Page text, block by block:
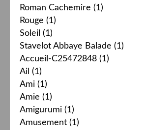
Roman Cachemire (1)
Rouge (1)
Soleil (1)
Stavelot Abbaye Balade (1)
Accueil-C25472848 (1)
Ail (1)
Ami (1)
Amie (1)
Amigurumi (1)
Amusement (1)